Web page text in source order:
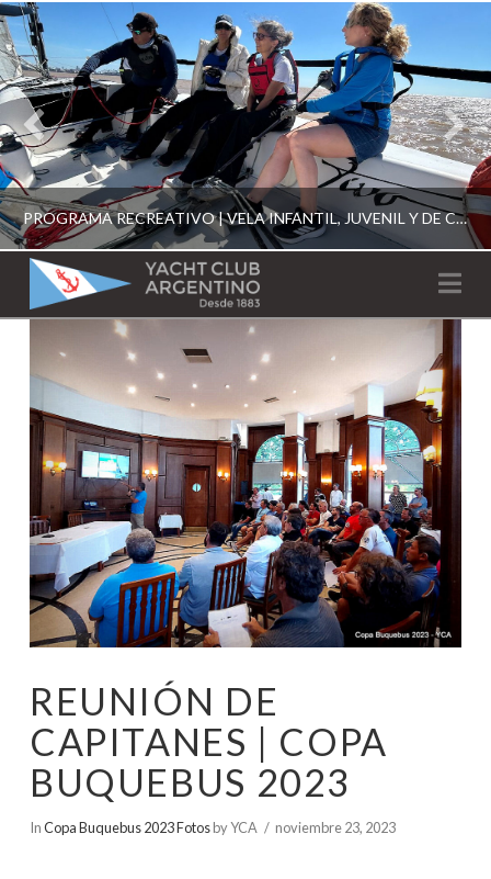
PROGRAMA RECREATIVO | VELA INFANTIL, JUVENIL Y DE CRUCERO 2026
YCA
ESCUELA RECREATIVA 2026
YACHT
CLUB
ARGENTINO
REUNIÓN DE
CAPITANES | COPA
BUQUEBUS 2023
InCopa Buquebus 2023 Fotosby YCA noviembre 23, 2023